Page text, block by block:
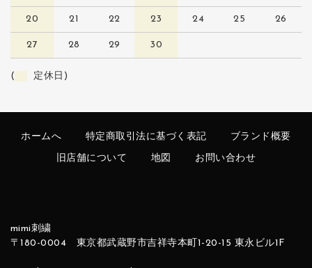
20 21 22 23 24 25 26
27 28 29 30
( 定休日)
ホームへ 特定商取引法に基づく表記 ブランド概要
旧店舗について 地図 お問い合わせ
mimi刺繍
〒180-0004 東京都武蔵野市吉祥寺本町1-20-15 東永ビル1F